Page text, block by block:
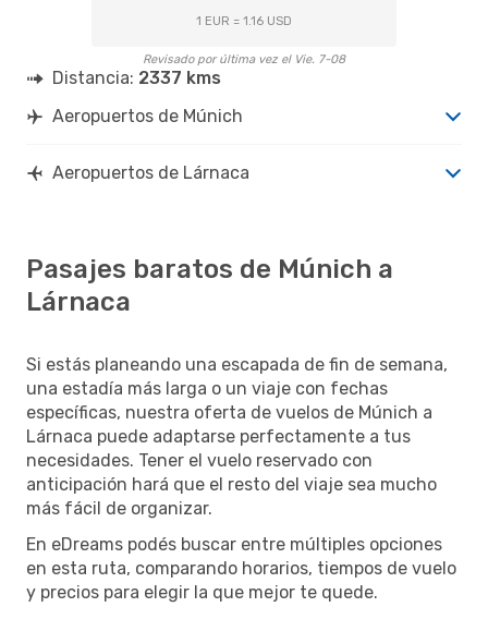
1 EUR = 1.16 USD
Revisado por última vez el Vie. 7-08
Distancia: 2337 kms
Aeropuertos de Múnich
Aeropuertos de Lárnaca
Pasajes baratos de Múnich a
Lárnaca
Si estás planeando una escapada de fin de semana,
una estadía más larga o un viaje con fechas
específicas, nuestra oferta de vuelos de Múnich a
Lárnaca puede adaptarse perfectamente a tus
necesidades. Tener el vuelo reservado con
anticipación hará que el resto del viaje sea mucho
más fácil de organizar.
En eDreams podés buscar entre múltiples opciones
en esta ruta, comparando horarios, tiempos de vuelo
y precios para elegir la que mejor te quede.